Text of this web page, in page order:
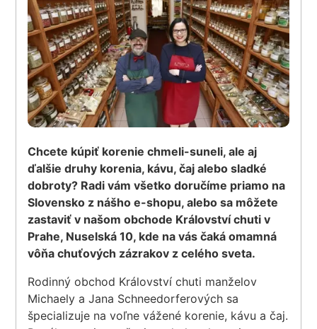
Chcete kúpiť korenie chmeli-suneli, ale aj
ďalšie druhy korenia, kávu, čaj alebo sladké
dobroty? Radi vám všetko doručíme priamo na
Slovensko z nášho e-shopu, alebo sa môžete
zastaviť v našom obchode Království chuti v
Prahe, Nuselská 10, kde na vás čaká omamná
vôňa chuťových zázrakov z celého sveta.
Rodinný obchod Království chuti manželov
Michaely a Jana Schneedorferových sa
špecializuje na voľne vážené korenie, kávu a čaj.